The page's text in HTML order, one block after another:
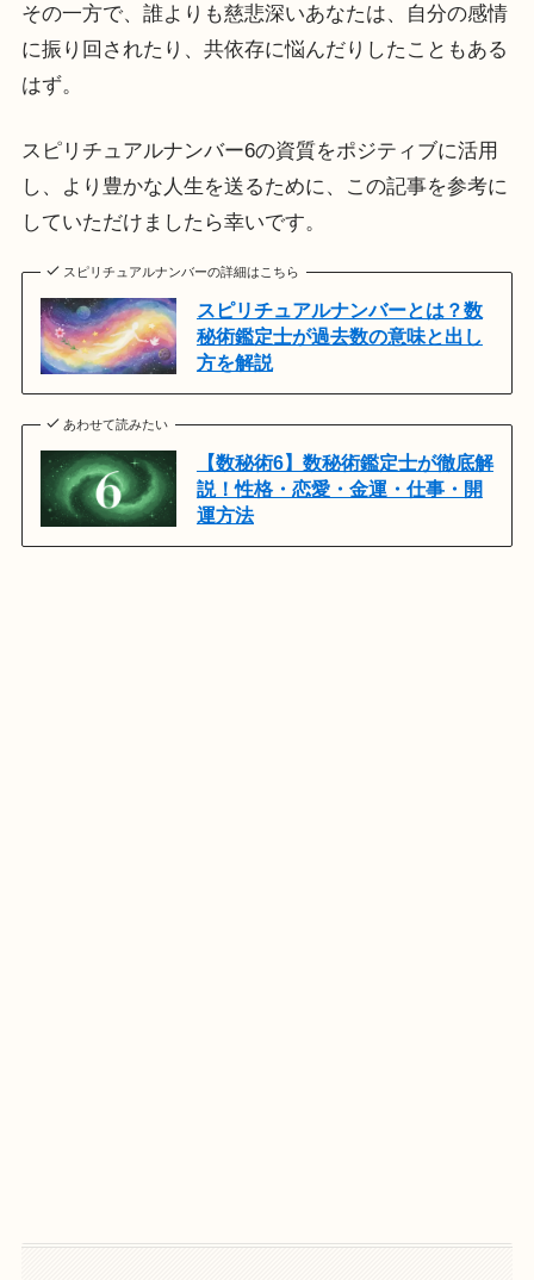
その一方で、誰よりも慈悲深いあなたは、自分の感情
に振り回されたり、共依存に悩んだりしたこともある
はず。
スピリチュアルナンバー6の資質をポジティブに活用
し、より豊かな人生を送るために、この記事を参考に
していただけましたら幸いです。
スピリチュアルナンバーの詳細はこちら
スピリチュアルナンバーとは？数
秘術鑑定士が過去数の意味と出し
方を解説
あわせて読みたい
【数秘術6】数秘術鑑定士が徹底解
説！性格・恋愛・金運・仕事・開
運方法